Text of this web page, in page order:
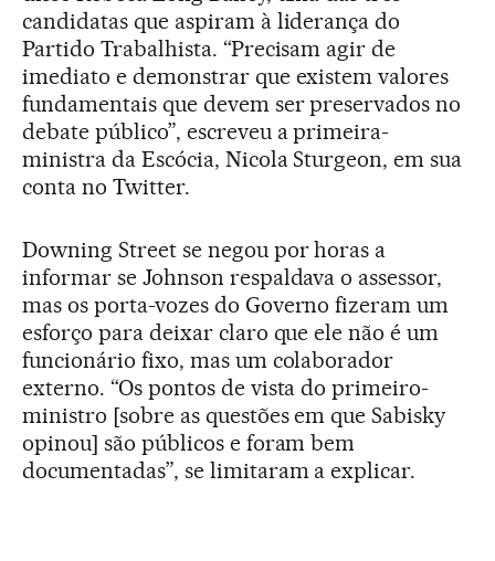
candidatas que aspiram à liderança do
Partido Trabalhista. “Precisam agir de
imediato e demonstrar que existem valores
fundamentais que devem ser preservados no
debate público”, escreveu a primeira-
ministra da Escócia, Nicola Sturgeon, em sua
conta no Twitter.
Downing Street se negou por horas a
informar se Johnson respaldava o assessor,
mas os porta-vozes do Governo fizeram um
esforço para deixar claro que ele não é um
funcionário fixo, mas um colaborador
externo. “Os pontos de vista do primeiro-
ministro [sobre as questões em que Sabisky
opinou] são públicos e foram bem
documentadas”, se limitaram a explicar.